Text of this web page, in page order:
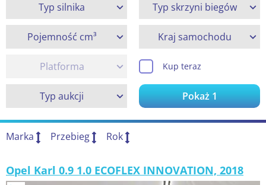
Typ silnika Typ skrzyni biegów
Pojemność cm³ Kraj samochodu
Platforma Kup teraz
Typ aukcji Pokaż1
Marka Przebieg Rok
Opel Karl 0.9 1.0 ECOFLEX INNOVATION, 2018